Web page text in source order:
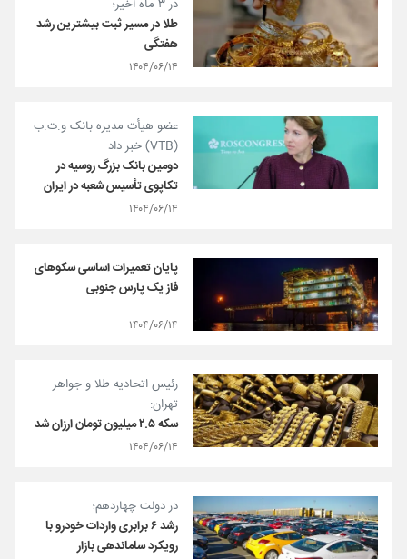
در ۳ ماه اخیر؛
طلا در مسیر ثبت بیشترین رشد
هفتگی
۱۴۰۴/۰۶/۱۴
عضو هیأت مدیره بانک و.ت.ب
(VTB) خبر داد
دومین بانک بزرگ روسیه در
تکاپوی تأسیس شعبه در ایران
۱۴۰۴/۰۶/۱۴
پایان تعمیرات اساسی سکوهای
فاز یک پارس جنوبی
۱۴۰۴/۰۶/۱۴
رئیس اتحادیه طلا و جواهر
تهران:
سکه ۲.۵ میلیون تومان ارزان شد
۱۴۰۴/۰۶/۱۴
در دولت چهاردهم؛
رشد ۶ برابری واردات خودرو با
رویکرد ساماندهی بازار